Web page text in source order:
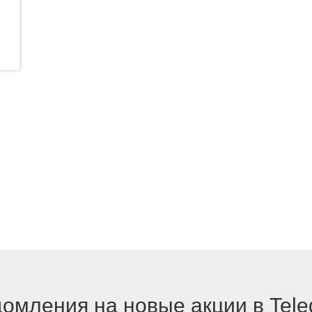
на новые акции в